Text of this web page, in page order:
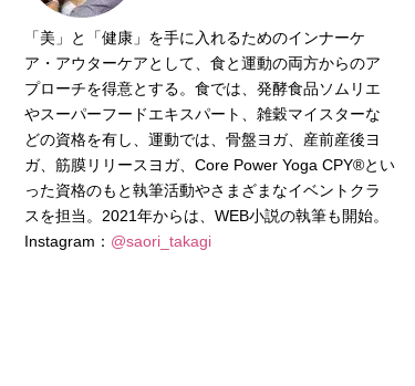
「美」と「健康」を手に入れるためのインナーケ
ア・アウターケアとして、食と運動の両方からのア
プローチを得意とする。食では、発酵食品ソムリエ
やスーパーフードエキスパート、雑穀マイスターな
どの資格を有し、運動では、骨盤ヨガ、産前産後ヨ
ガ、筋膜リリースヨガ、Core Power Yoga CPY®とい
った資格のもと執筆活動やさまざまなイベントクラ
スを担当。2021年からは、WEB小説の執筆も開始。
Instagram： @saori_takagi